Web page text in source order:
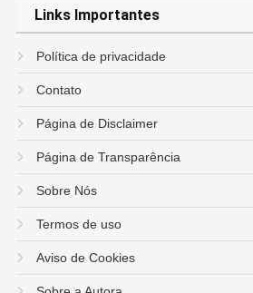
Links Importantes
Política de privacidade
Contato
Página de Disclaimer
Página de Transparência
Sobre Nós
Termos de uso
Aviso de Cookies